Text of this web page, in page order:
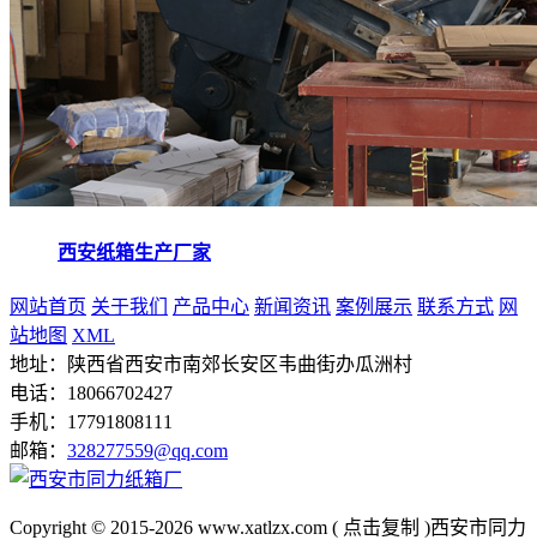
西安纸箱生产厂家
网站首页 关于我们 产品中心 新闻资讯 案例展示 联系方式 网
站地图 XML
地址：陕西省西安市南郊长安区韦曲街办瓜洲村
电话：18066702427
手机：17791808111
邮箱： 328277559@qq.com
Copyright © 2015-2026 www.xatlzx.com ( 点击复制 )西安市同力